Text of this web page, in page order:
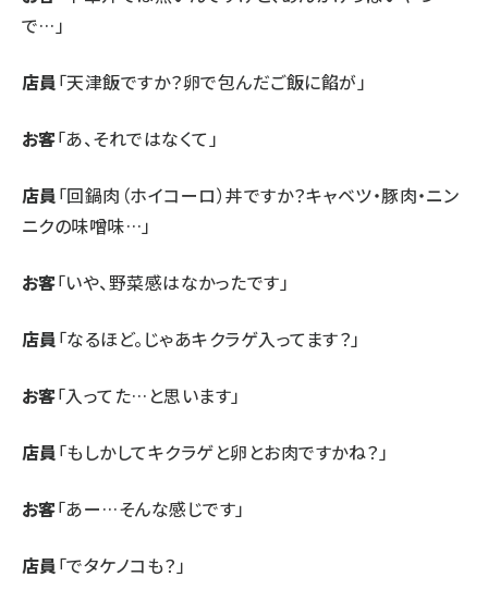
で…」
店員「天津飯ですか？卵で包んだご飯に餡が」
お客「あ、それではなくて」
店員「回鍋肉（ホイコーロ）丼ですか？キャベツ・豚肉・ニン
ニクの味噌味…」
お客「いや、野菜感はなかったです」
店員「なるほど。じゃあキクラゲ入ってます？」
お客「入ってた…と思います」
店員「もしかしてキクラゲと卵とお肉ですかね？」
お客「あー…そんな感じです」
店員「でタケノコも？」